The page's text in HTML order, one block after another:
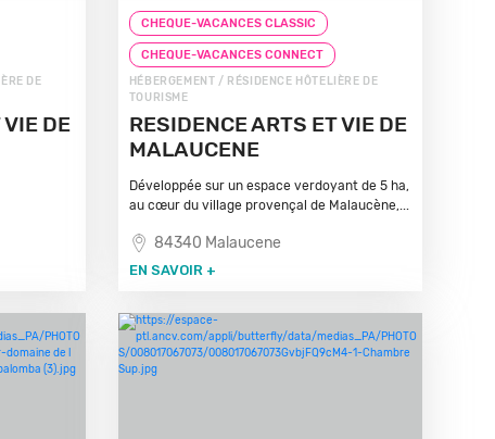
DE
DE
CHEQUE-VACANCES CLASSIC
CHEQUE-VACANCES CONNECT
HÉBERGEMENT / RÉSIDENCE HÔTELIÈRE DE
TOURISME
RESIDENCE ARTS ET VIE DE
MALAUCENE
Développée sur un espace verdoyant de 5 ha,
au cœur du village provençal de Malaucène,...
84340 Malaucene
EN SAVOIR +